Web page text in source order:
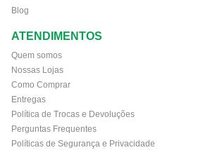
Blog
ATENDIMENTOS
Quem somos
Nossas Lojas
Como Comprar
Entregas
Política de Trocas e Devoluções
Perguntas Frequentes
Políticas de Segurança e Privacidade